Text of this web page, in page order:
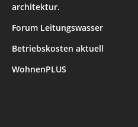
architektur.
Forum Leitungswasser
Betriebskosten aktuell
WohnenPLUS